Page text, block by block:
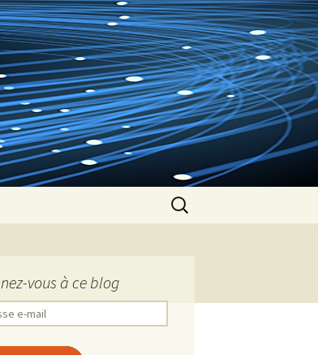
Rechercher :
vous à ce blog